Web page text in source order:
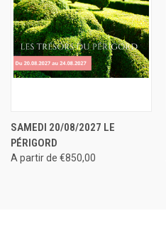
SAMEDI 20/08/2027 LE
PÉRIGORD
A partir de €850,00